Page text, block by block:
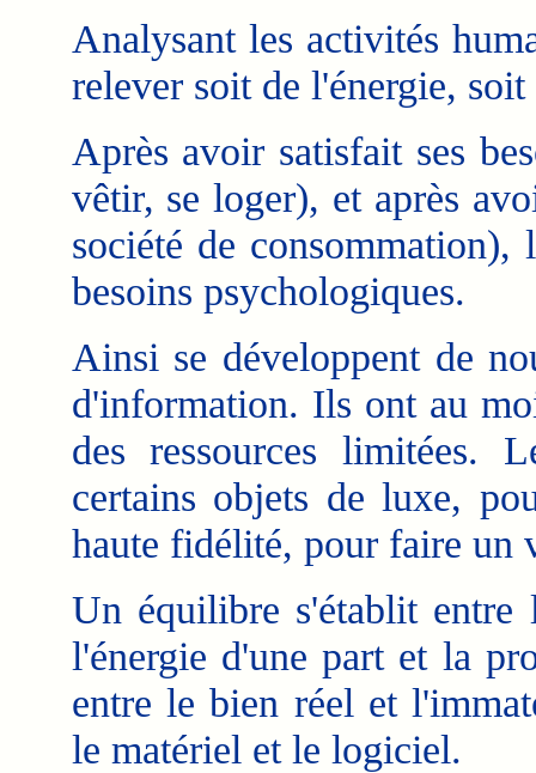
Analysant les activités
relever soit de l'énergie,
Après avoir satisfait ses
vêtir, se loger), et après
société de consommation),
besoins psychologiques.
Ainsi se développent de
d'information. Ils ont au
des ressources limitées.
certains objets de luxe,
haute fidélité, pour faire un
Un équilibre s'établit entre
l'énergie d'une part et la
entre le bien réel et
le matériel et le logiciel.